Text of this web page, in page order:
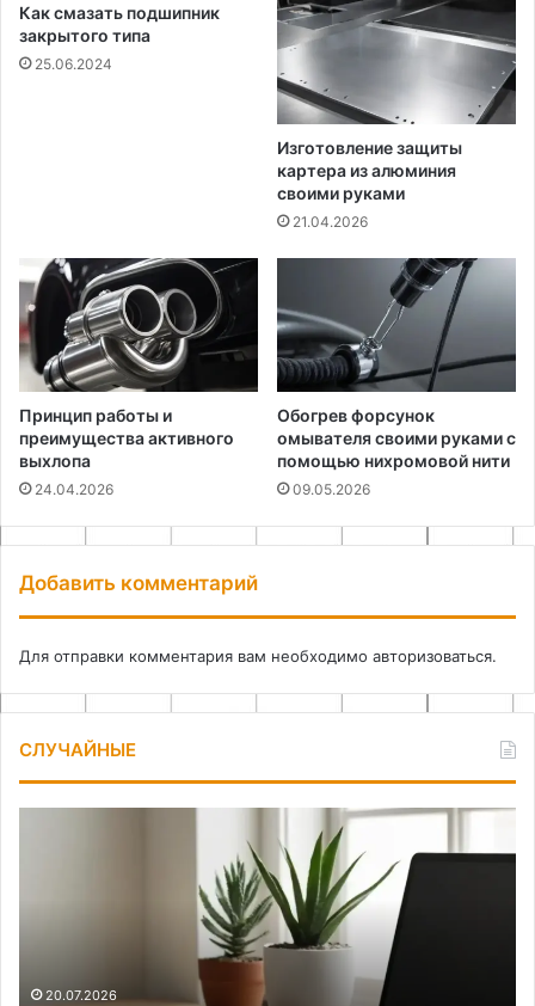
Как смазать подшипник
закрытого типа
25.06.2024
Изготовление защиты
картера из алюминия
своими руками
21.04.2026
Принцип работы и
преимущества активного
выхлопа
24.04.2026
Обогрев форсунок
омывателя своими руками с
помощью нихромовой нити
09.05.2026
Добавить комментарий
Для отправки комментария вам необходимо авторизоваться.
СЛУЧАЙНЫЕ
для 20.07.2026